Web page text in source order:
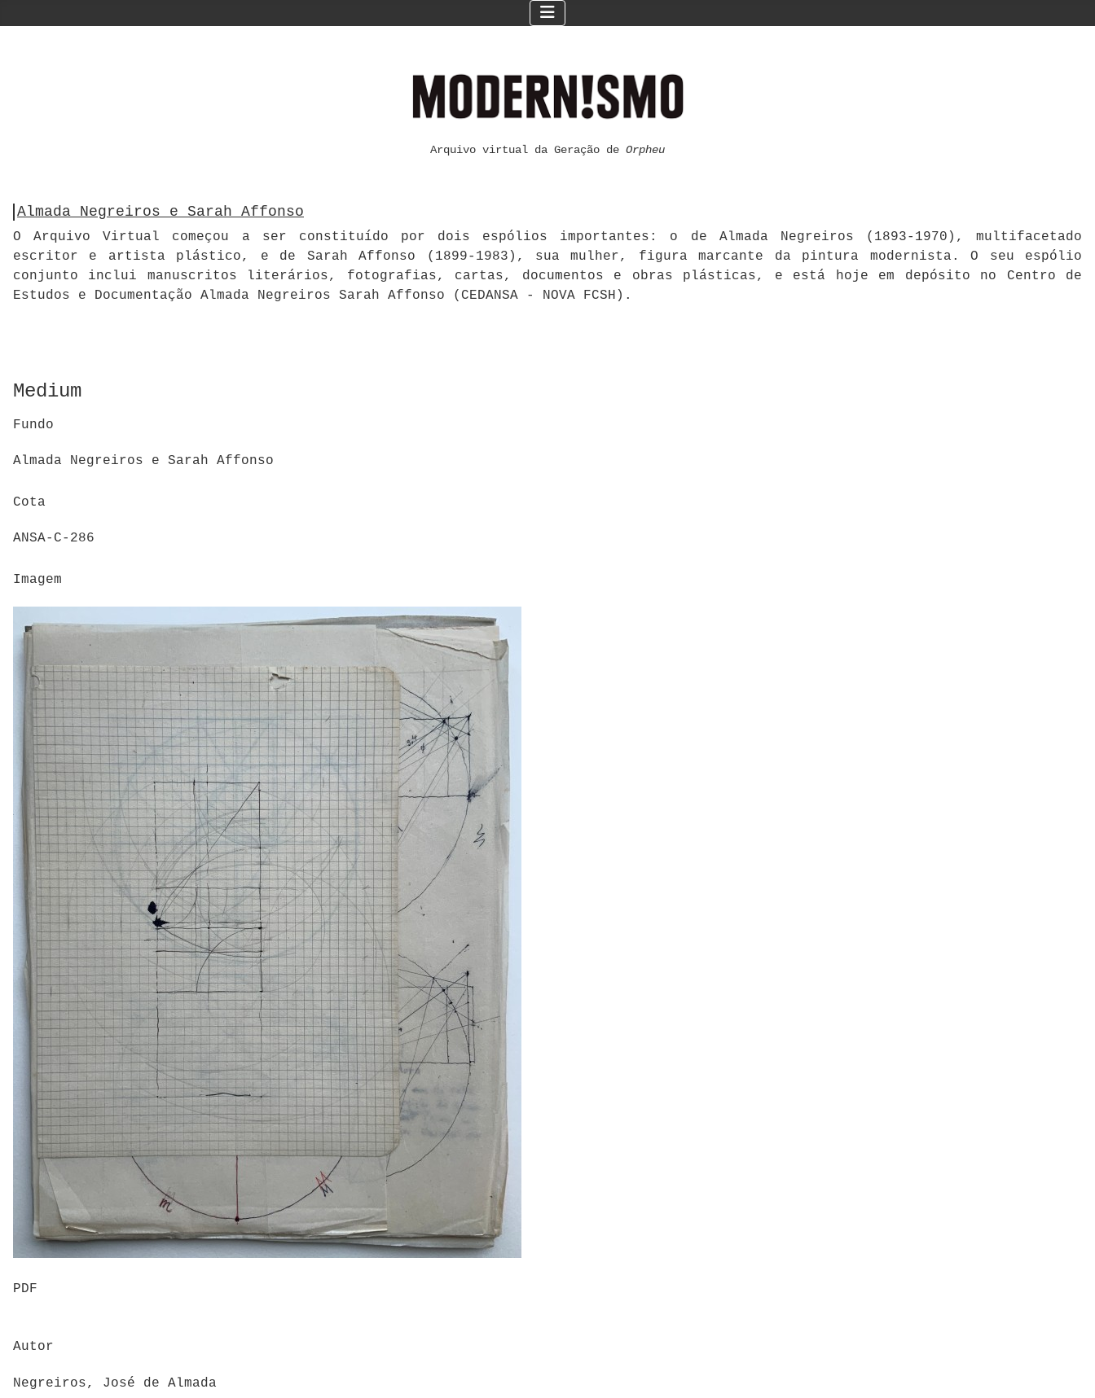
Arquivo virtual da Geração de Orpheu
Almada Negreiros e Sarah Affonso
O Arquivo Virtual começou a ser constituído por dois espólios importantes: o de Almada Negreiros (1893-1970), multifacetado
escritor e artista plástico, e de Sarah Affonso (1899-1983), sua mulher, figura marcante da pintura modernista. O seu espólio
conjunto inclui manuscritos literários, fotografias, cartas, documentos e obras plásticas, e está hoje em depósito no Centro de
Estudos e Documentação Almada Negreiros Sarah Affonso (CEDANSA - NOVA FCSH).
Medium
Fundo
Almada Negreiros e Sarah Affonso
Cota
ANSA-C-286
Imagem
PDF
Autor
Negreiros, José de Almada